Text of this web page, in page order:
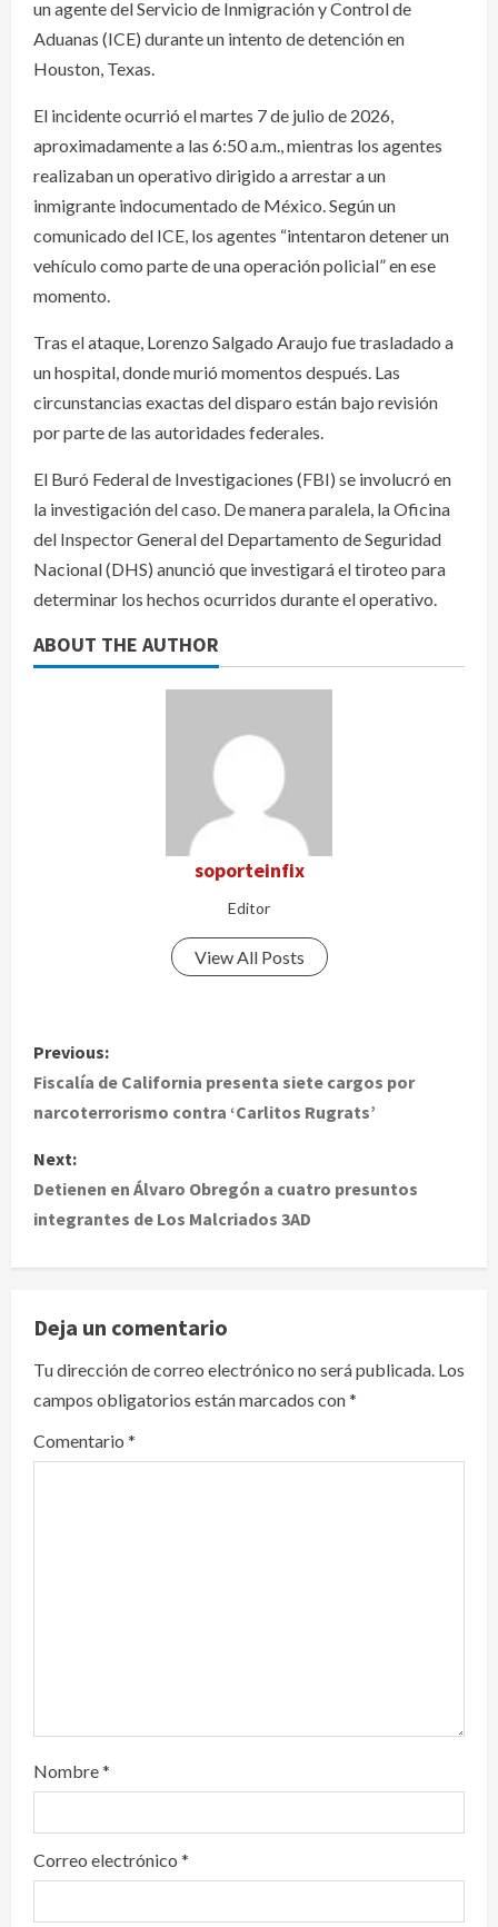
un agente del Servicio de Inmigración y Control de
Aduanas (ICE) durante un intento de detención en
Houston, Texas.
El incidente ocurrió el martes 7 de julio de 2026,
aproximadamente a las 6:50 a.m., mientras los agentes
realizaban un operativo dirigido a arrestar a un
inmigrante indocumentado de México. Según un
comunicado del ICE, los agentes “intentaron detener un
vehículo como parte de una operación policial” en ese
momento.
Tras el ataque, Lorenzo Salgado Araujo fue trasladado a
un hospital, donde murió momentos después. Las
circunstancias exactas del disparo están bajo revisión
por parte de las autoridades federales.
El Buró Federal de Investigaciones (FBI) se involucró en
la investigación del caso. De manera paralela, la Oficina
del Inspector General del Departamento de Seguridad
Nacional (DHS) anunció que investigará el tiroteo para
determinar los hechos ocurridos durante el operativo.
ABOUT THE AUTHOR
soporteinfix
Editor
View All Posts
P
o
t
n
a
v
i
g
a
Previous:
Fiscalía de California presenta siete cargos por
narcoterrorismo contra ‘Carlitos Rugrats’
Next:
Detienen en Álvaro Obregón a cuatro presuntos
integrantes de Los Malcriados 3AD
Deja un comentario
Tu dirección de correo electrónico no será publicada. Los
campos obligatorios están marcados con*
Comentario *
Nombre*
Correo electrónico *